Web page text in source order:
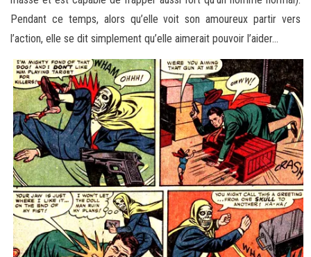
Pendant ce temps, alors qu’elle voit son amoureux partir vers
l’action, elle se dit simplement qu’elle aimerait pouvoir l’aider…